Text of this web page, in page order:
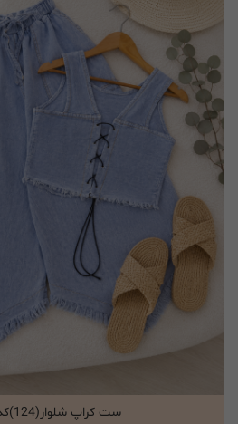
انتخاب گزینه ها
ست کراپ شلوار(124)کد:7479